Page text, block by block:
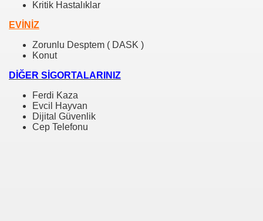
Kritik Hastalıklar
EVİNİZ
Zorunlu Desptem ( DASK )
Konut
DİĞER SİGORTALARINIZ
Ferdi Kaza
Evcil Hayvan
Dijital Güvenlik
Cep Telefonu